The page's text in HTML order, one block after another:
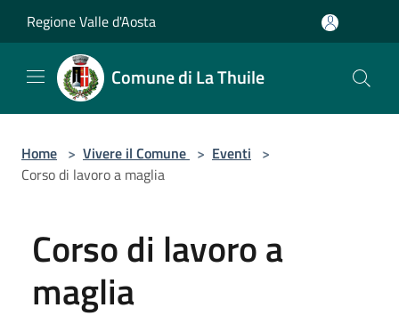
Regione Valle d'Aosta
Comune di La Thuile
Home > Vivere il Comune > Eventi >
Corso di lavoro a maglia
Corso di lavoro a
maglia